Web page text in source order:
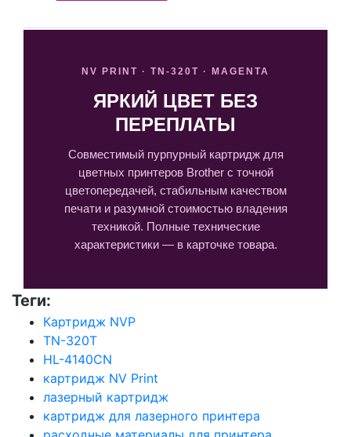
NV PRINT · TN-320T · MAGENTA
ЯРКИЙ ЦВЕТ БЕЗ
ПЕРЕПЛАТЫ
Совместимый пурпурный картридж для
цветных принтеров Brother с точной
цветопередачей, стабильным качеством
печати и разумной стоимостью владения
техникой. Полные технические
характеристики — в карточке товара.
Теги:
Картридж NVP
TN-320T
HL-4140CN
картридж NV Print
лазерный картридж
картридж для лазерного принтера